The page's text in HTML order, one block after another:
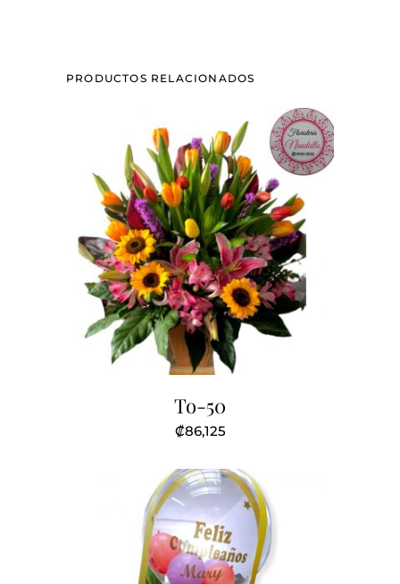
PRODUCTOS RELACIONADOS
To-50
₡86,125